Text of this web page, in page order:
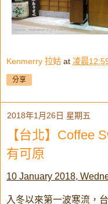
Kenmerry 拉姑 at 凌晨
分享
2018年1月26日 星期五
【台北】Coffee
有可原
10 January 2018,
入冬以來第一波寒流，